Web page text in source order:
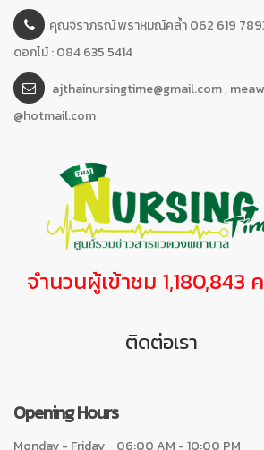
คุณจิราภรณ์ พราหมณ์คล้ำ 062 619
ดอกไม้ : 084 635 5414
ajthainursingtime@gmail.com ,
@hotmail.com
จำนวนผู้เข้าชม 1,180,843
ติดต่อเรา
Opening Hours
Monday - Friday
06:00 AM - 10:00 PM